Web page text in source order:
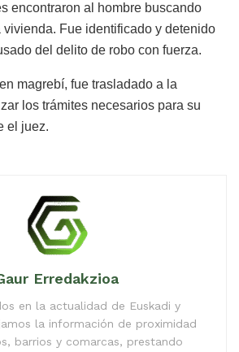
encontraron al hombre buscando
vivienda. Fue identificado y detenido
del delito de robo con fuerza.
magrebí, fue trasladado a la
los trámites necesarios para su
el juez.
Erredakzioa
en la actualidad de Euskadi y
la información de proximidad
barrios y comarcas, prestando